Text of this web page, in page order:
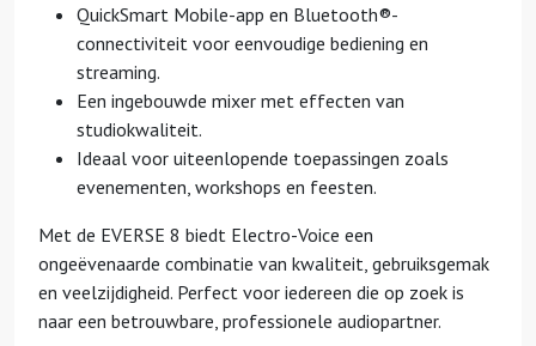
QuickSmart Mobile-app en Bluetooth®-
connectiviteit voor eenvoudige bediening en
streaming.
Een ingebouwde mixer met effecten van
studiokwaliteit.
Ideaal voor uiteenlopende toepassingen zoals
evenementen, workshops en feesten.
Met de EVERSE 8 biedt Electro-Voice een
ongeëvenaarde combinatie van kwaliteit, gebruiksgemak
en veelzijdigheid. Perfect voor iedereen die op zoek is
naar een betrouwbare, professionele audiopartner.